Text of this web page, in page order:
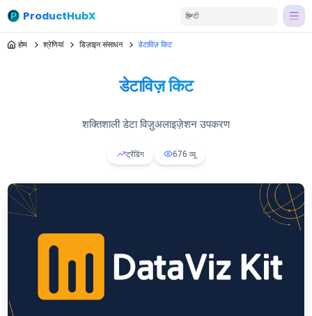
ProductHubX हिन्दी
होम श्रेणियां डिज़ाइन संसाधन डेटाविज़ किट
डेटाविज़ किट
शक्तिशाली डेटा विज़ुअलाइज़ेशन उपकरण
ट्रेंडिंग 676 व्यू